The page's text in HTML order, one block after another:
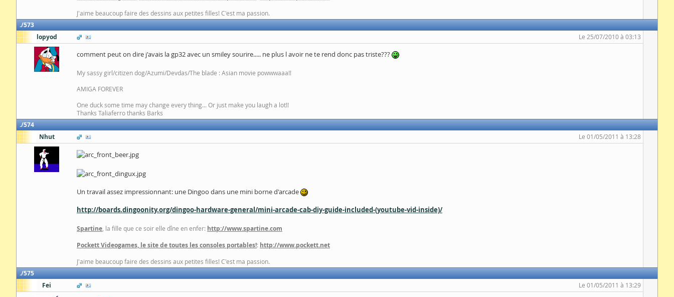
J'aime beaucoup faire des dessins aux petites filles! C'est ma passion.
573
lopyod
Le 25/07/2010 à 03:13
comment peut on dire j'avais la gp32 avec un smiley sourire..... ne plus l avoir ne te rend donc pas triste???
My sassy girl/citizen dog/Azumi/Devdas/The blade : Asian movie powwwaaa!!
AMIGA FOREVER
One duck some time may change every thing... Or just make you laugh a lot!!
Thanks Taliaferro thanks Barks
574
Nhut
Le 01/05/2011 à 13:28
Un travail assez impressionnant: une Dingoo dans une mini borne d'arcade
http://boards.dingoonity.org/dingoo-hardware-general/mini-arcade-cab-diy-guide-included-(youtube-vid-inside)/
Spartine , la fille que ce soir elle dîne en enfer: http://www.spartine.com
Pockett Videogames, le site de toutes les consoles portables!: http://www.pockett.net
J'aime beaucoup faire des dessins aux petites filles! C'est ma passion.
575
Fei
Le 01/05/2011 à 13:29